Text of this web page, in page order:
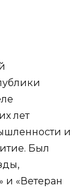
лет
и
Был
и «Ветеран